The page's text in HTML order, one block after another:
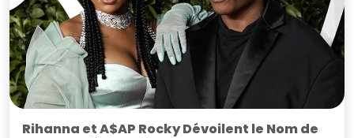
Rihanna et A$AP Rocky Dévoilent le Nom de